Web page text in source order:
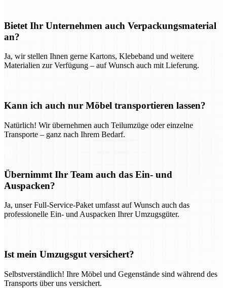
Bietet Ihr Unternehmen auch Verpackungsmaterial
an?
Ja, wir stellen Ihnen gerne Kartons, Klebeband und weitere
Materialien zur Verfügung – auf Wunsch auch mit Lieferung.
Kann ich auch nur Möbel transportieren lassen?
Natürlich! Wir übernehmen auch Teilumzüge oder einzelne
Transporte – ganz nach Ihrem Bedarf.
Übernimmt Ihr Team auch das Ein- und
Auspacken?
Ja, unser Full-Service-Paket umfasst auf Wunsch auch das
professionelle Ein- und Auspacken Ihrer Umzugsgüter.
Ist mein Umzugsgut versichert?
Selbstverständlich! Ihre Möbel und Gegenstände sind während des
Transports über uns versichert.